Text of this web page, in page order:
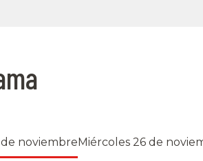
noviembreMiércoles 26 de